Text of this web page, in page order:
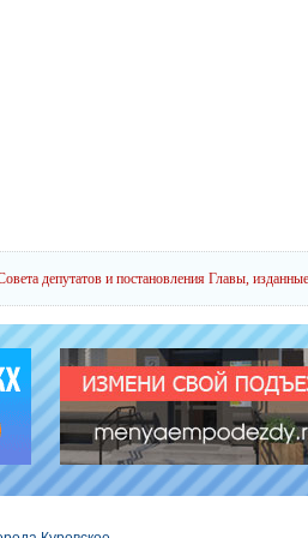
депутатов и постановления Главы,